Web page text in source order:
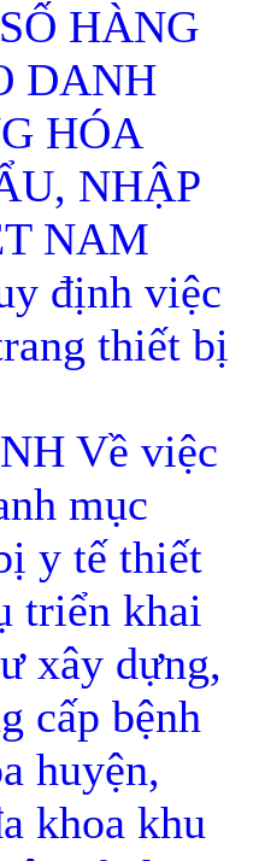
HÀNG
DANH
HÓA
NHẬP
NAM
định việc
thiết bị
Về việc
mục
y tế thiết
triển khai
xây dựng,
cấp bệnh
huyện,
khoa khu